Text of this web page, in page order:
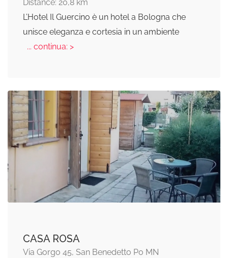
Distance: 20,8 km
L’Hotel Il Guercino è un hotel a Bologna che
unisce eleganza e cortesia in un ambiente
... continua: >
CASA ROSA
Via Gorgo 45, San Benedetto Po MN